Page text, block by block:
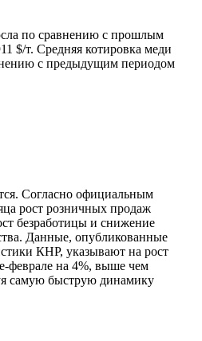
по сравнению с прошлым
$/т. Средняя котировка меди
с предыдущим периодом
Согласно официальным
рост розничных продаж
безработицы и снижение
Данные, опубликованные
КНР, указывают на рост
феврале на 4%, выше чем
самую быструю динамику